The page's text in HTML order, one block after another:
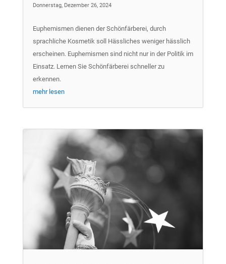
Donnerstag, Dezember 26, 2024
Euphemismen dienen der Schönfärberei, durch
sprachliche Kosmetik soll Hässliches weniger hässlich
erscheinen. Euphemismen sind nicht nur in der Politik im
Einsatz. Lernen Sie Schönfärberei schneller zu
erkennen.
mehr lesen